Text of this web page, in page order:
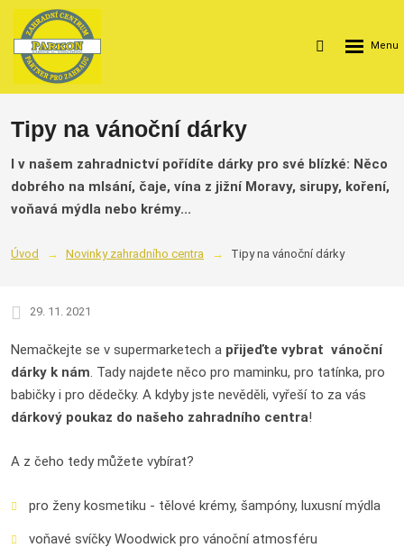
Vyhledávání
Rozbalení
Tipy na vánoční dárky
I v našem zahradnictví pořídíte dárky pro své blízké: Něco
dobrého na mlsání, čaje, vína z jižní Moravy, sirupy, koření,
voňavá mýdla nebo krémy...
Úvod Novinky zahradního centra Tipy na vánoční dárky
29. 11. 2021
Nemačkejte se v supermarketech a přijeďte vybrat vánoční
dárky k nám. Tady najdete něco pro maminku, pro tatínka, pro
babičky i pro dědečky. A kdyby jste nevěděli, vyřeší to za vás
dárkový poukaz do našeho zahradního centra!
A z čeho tedy můžete vybírat?
pro ženy kosmetiku - tělové krémy, šampóny, luxusní mýdla
voňavé svíčky Woodwick pro vánoční atmosféru